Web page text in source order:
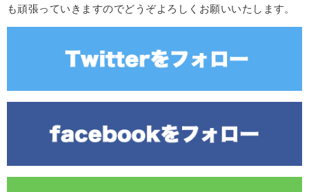
も頑張っていきますのでどうぞよろしくお願いいたします。